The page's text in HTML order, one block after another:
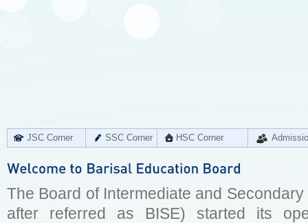
JSC Corner SSC Corner HSC Corner
The Board of Intermediate and
after referred as BISE) started its